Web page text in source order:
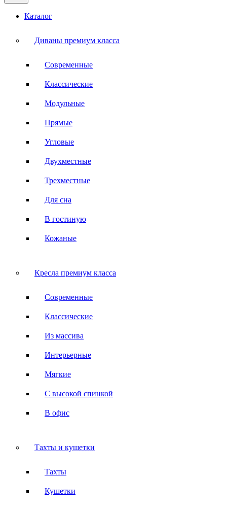
Каталог
Диваны премиум класса
Современные
Классические
Модульные
Прямые
Угловые
Двухместные
Трехместные
Для сна
В гостиную
Кожаные
Кресла премиум класса
Современные
Классические
Из массива
Интерьерные
Мягкие
С высокой спинкой
В офис
Тахты и кушетки
Тахты
Кушетки